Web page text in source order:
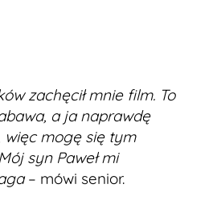
zachęcił mnie film. To
a ja naprawdę
więc mogę się tym
syn Paweł mi
– mówi senior.